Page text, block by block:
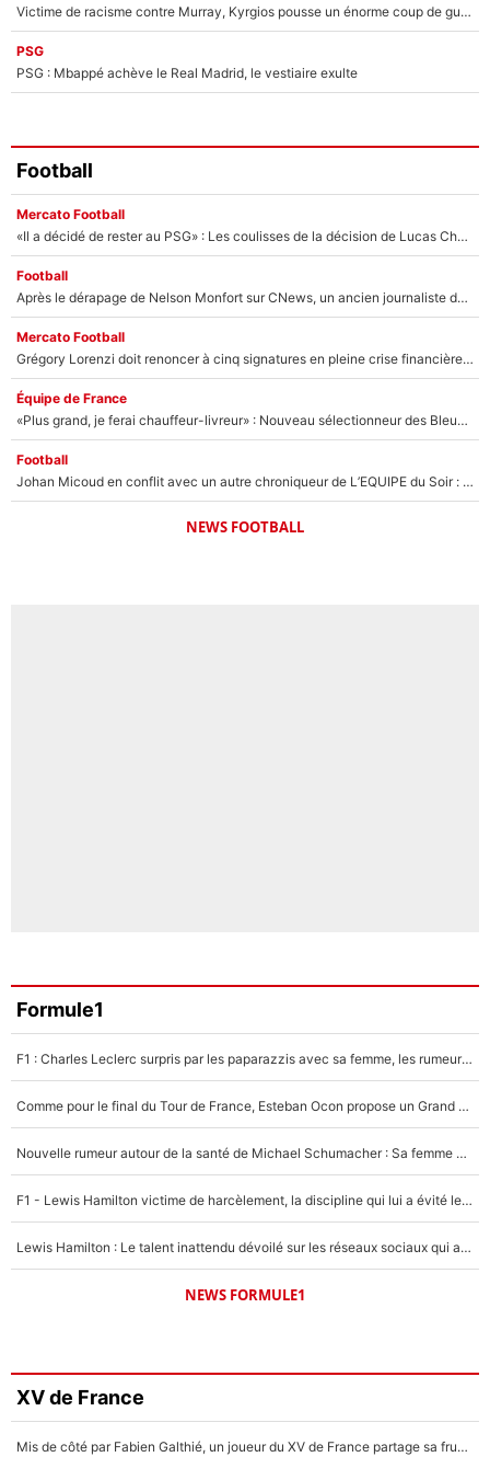
Victime de racisme contre Murray, Kyrgios pousse un énorme coup de gueule !
PSG
PSG : Mbappé achève le Real Madrid, le vestiaire exulte
Football
Mercato Football
«Il a décidé de rester au PSG» : Les coulisses de la décision de Lucas Chevalier pour son transfert
Football
Après le dérapage de Nelson Monfort sur CNews, un ancien journaliste de France Télévisions relance la polémique sur les incendies en Gironde
Mercato Football
Grégory Lorenzi doit renoncer à cinq signatures en pleine crise financière : L’IA propose sept noms à l’OM pour un mercato réussi... à seulement 5M€ !
Équipe de France
«Plus grand, je ferai chauffeur-livreur» : Nouveau sélectionneur des Bleus, Zinédine Zidane s’était imaginé un avenir très différent lorsqu'il était enfant
Football
Johan Micoud en conflit avec un autre chroniqueur de L’EQUIPE du Soir : «Pendant un moment, je ne les ai pas remis ensemble dans l'émission»
NEWS FOOTBALL
Formule1
F1 : Charles Leclerc surpris par les paparazzis avec sa femme, les rumeurs étaient vraies !
Comme pour le final du Tour de France, Esteban Ocon propose un Grand Prix de Formule 1 à Paris : «Autour de l’Arc de Triomphe, ce serait génial» !
Nouvelle rumeur autour de la santé de Michael Schumacher : Sa femme Corinna sort du silence
F1 - Lewis Hamilton victime de harcèlement, la discipline qui lui a évité le pire : «J'aurais probablement mal tourné»
Lewis Hamilton : Le talent inattendu dévoilé sur les réseaux sociaux qui a impressionné Kim Kardashian pendant leurs vacances en amoureux !
NEWS FORMULE1
XV de France
Mis de côté par Fabien Galthié, un joueur du XV de France partage sa frustration : «ils ne me l’ont pas dit tout de suite»